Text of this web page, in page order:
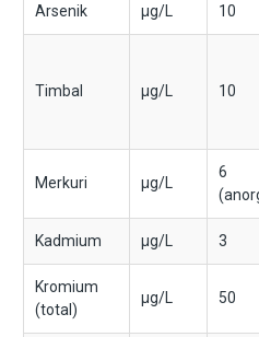
Arsenik μg/L 10
Timbal μg/L 10
Merkuri μg/L
6
Kadmium μg/L 3
Kromium
(total)
μg/L 50